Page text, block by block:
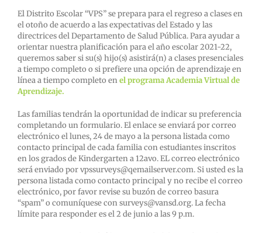
El Distrito Escolar “VPS” se prepara para el regreso a clases en
el otoño de acuerdo a las expectativas del Estado y las
directrices del Departamento de Salud Pública. Para ayudar a
orientar nuestra planificación para el año escolar 2021-22,
queremos saber si su(s) hijo(s) asistirá(n) a clases presenciales
a tiempo completo o si prefiere una opción de aprendizaje en
línea a tiempo completo enel programa Academia Virtual de
Aprendizaje.
Las familias tendrán la oportunidad de indicar su preferencia
completando un formulario. El enlace se enviará por correo
electrónico el lunes, 24 de mayo a la persona listada como
contacto principal de cada familia con estudiantes inscritos
en los grados de Kindergarten a 12avo. EL correo electrónico
será enviado por vpssurveys@qemailserver.com. Si usted es la
persona listada como contacto principal y no recibe el correo
electrónico, por favor revise su buzón de correo basura
“spam” o comuníquese con surveys@vansd.org. La fecha
límite para responder es el 2 de junio a las 9 p.m.